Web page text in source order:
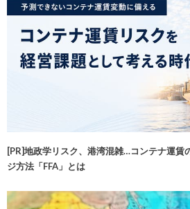
[PR]地政学リスク、港湾混雑…コンテナ運賃
ジ方法「FFA」とは